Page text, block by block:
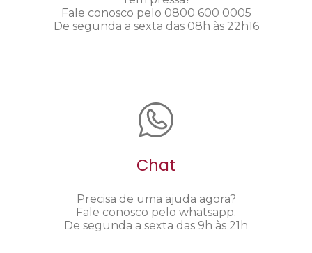
Fale conosco pelo 0800 600 0005
De segunda a sexta das 08h às 22h16
Chat
Precisa de uma ajuda agora?
Fale conosco pelo whatsapp.
De segunda a sexta das 9h às 21h